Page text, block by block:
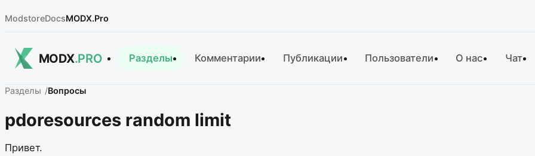
ModstoreDocsMODX.Pro
MODX.PRO Разделы Комментарии Публикации Пользователи О нас Чат
Разделы Вопросы
pdoresources random limit
Привет.